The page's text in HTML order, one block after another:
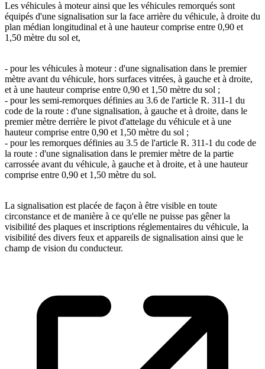
Les véhicules à moteur ainsi que les véhicules remorqués sont
équipés d'une signalisation sur la face arrière du véhicule, à droite du
plan médian longitudinal et à une hauteur comprise entre 0,90 et
1,50 mètre du sol et,
- pour les véhicules à moteur : d'une signalisation dans le premier
mètre avant du véhicule, hors surfaces vitrées, à gauche et à droite,
et à une hauteur comprise entre 0,90 et 1,50 mètre du sol ;
- pour les semi-remorques définies au 3.6 de l'article R. 311-1 du
code de la route : d'une signalisation, à gauche et à droite, dans le
premier mètre derrière le pivot d'attelage du véhicule et à une
hauteur comprise entre 0,90 et 1,50 mètre du sol ;
- pour les remorques définies au 3.5 de l'article R. 311-1 du code de
la route : d'une signalisation dans le premier mètre de la partie
carrossée avant du véhicule, à gauche et à droite, et à une hauteur
comprise entre 0,90 et 1,50 mètre du sol.
La signalisation est placée de façon à être visible en toute
circonstance et de manière à ce qu'elle ne puisse pas gêner la
visibilité des plaques et inscriptions réglementaires du véhicule, la
visibilité des divers feux et appareils de signalisation ainsi que le
champ de vision du conducteur.